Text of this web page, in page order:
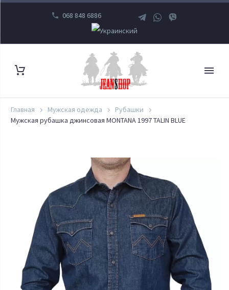
068 848 6886
Главная Мужская одежда
Рубашки
Мужская рубашка джинсовая MONTANA 1997 TALIN BLUE